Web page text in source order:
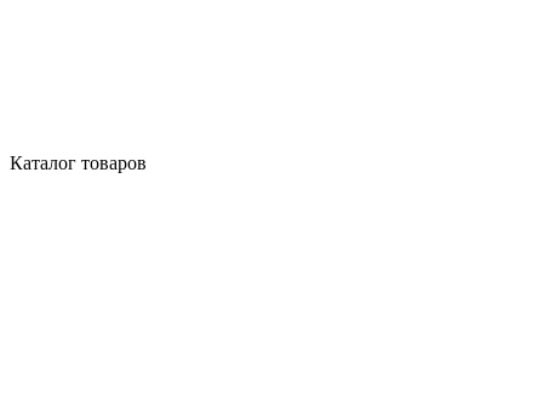
Каталог товаров